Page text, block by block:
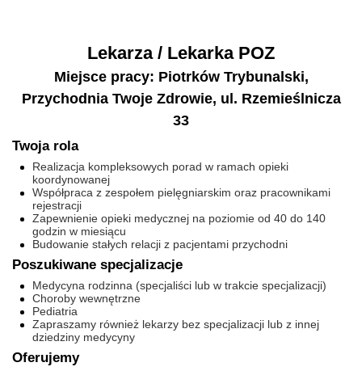
Lekarza / Lekarka POZ
Miejsce pracy: Piotrków Trybunalski,
Przychodnia Twoje Zdrowie, ul. Rzemieślnicza
33
Twoja rola
Realizacja kompleksowych porad w ramach opieki
koordynowanej
Współpraca z zespołem pielęgniarskim oraz pracownikami
rejestracji
Zapewnienie opieki medycznej na poziomie od 40 do 140
godzin w miesiącu
Budowanie stałych relacji z pacjentami przychodni
Poszukiwane specjalizacje
Medycyna rodzinna (specjaliści lub w trakcie specjalizacji)
Choroby wewnętrzne
Pediatria
Zapraszamy również lekarzy bez specjalizacji lub z innej
dziedziny medycyny
Oferujemy